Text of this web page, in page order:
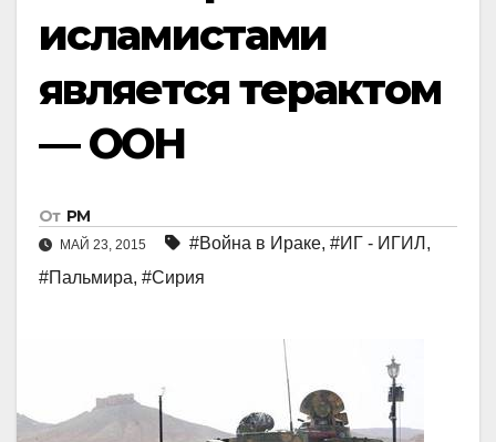
исламистами
является терактом
— ООН
От РМ
МАЙ 23, 2015 #Война в Ираке, #ИГ - ИГИЛ ,
#Пальмира, #Сирия